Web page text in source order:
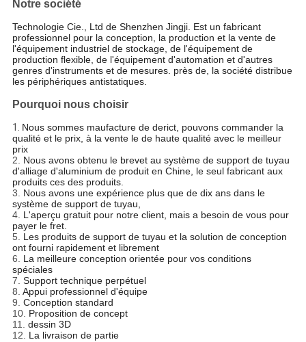
Notre société
Technologie Cie., Ltd de Shenzhen Jingji. Est un fabricant
professionnel pour la conception, la production et la vente de
l'équipement industriel de stockage, de l'équipement de
production flexible, de l'équipement d'automation et d'autres
genres d'instruments et de mesures. près de, la société distribue
les périphériques antistatiques.
Pourquoi nous choisir
1. Nous sommes maufacture de derict, pouvons commander la
qualité et le prix, à la vente le de haute qualité avec le meilleur
prix
2. Nous avons obtenu le brevet au système de support de tuyau
d'alliage d'aluminium de produit en Chine, le seul fabricant aux
produits ces des produits.
3. Nous avons une expérience plus que de dix ans dans le
système de support de tuyau,
4. L'aperçu gratuit pour notre client, mais a besoin de vous pour
payer le fret.
5. Les produits de support de tuyau et la solution de conception
ont fourni rapidement et librement
6. La meilleure conception orientée pour vos conditions
spéciales
7. Support technique perpétuel
8. Appui professionnel d'équipe
9. Conception standard
10. Proposition de concept
11. dessin 3D
12. La livraison de partie